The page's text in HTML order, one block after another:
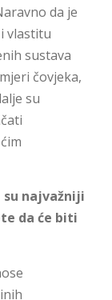
da je
vlastitu
sustava
čovjeka,
su
najvažniji
da će biti